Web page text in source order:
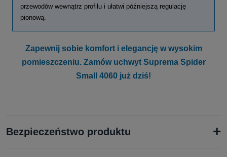
przewodów wewnątrz profilu i ułatwi późniejszą regulację
pionową.
Zapewnij sobie komfort i elegancję w wysokim
pomieszczeniu. Zamów uchwyt Suprema Spider
Small 4060 już dziś!
Bezpieczeństwo produktu +